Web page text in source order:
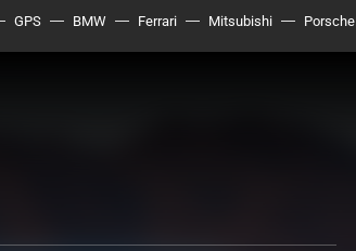
GPS BMW Ferrari Mitsubishi Porsche